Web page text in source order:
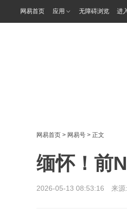
网易首页 应用 无障碍浏览 进
网易首页 > 网易号 > 正文
缅怀！前
2026-05-13 08:53:16 来源: